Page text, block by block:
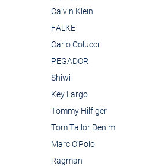
Calvin Klein
FALKE
Carlo Colucci
PEGADOR
Shiwi
Key Largo
Tommy Hilfiger
Tom Tailor Denim
Marc O'Polo
Ragman